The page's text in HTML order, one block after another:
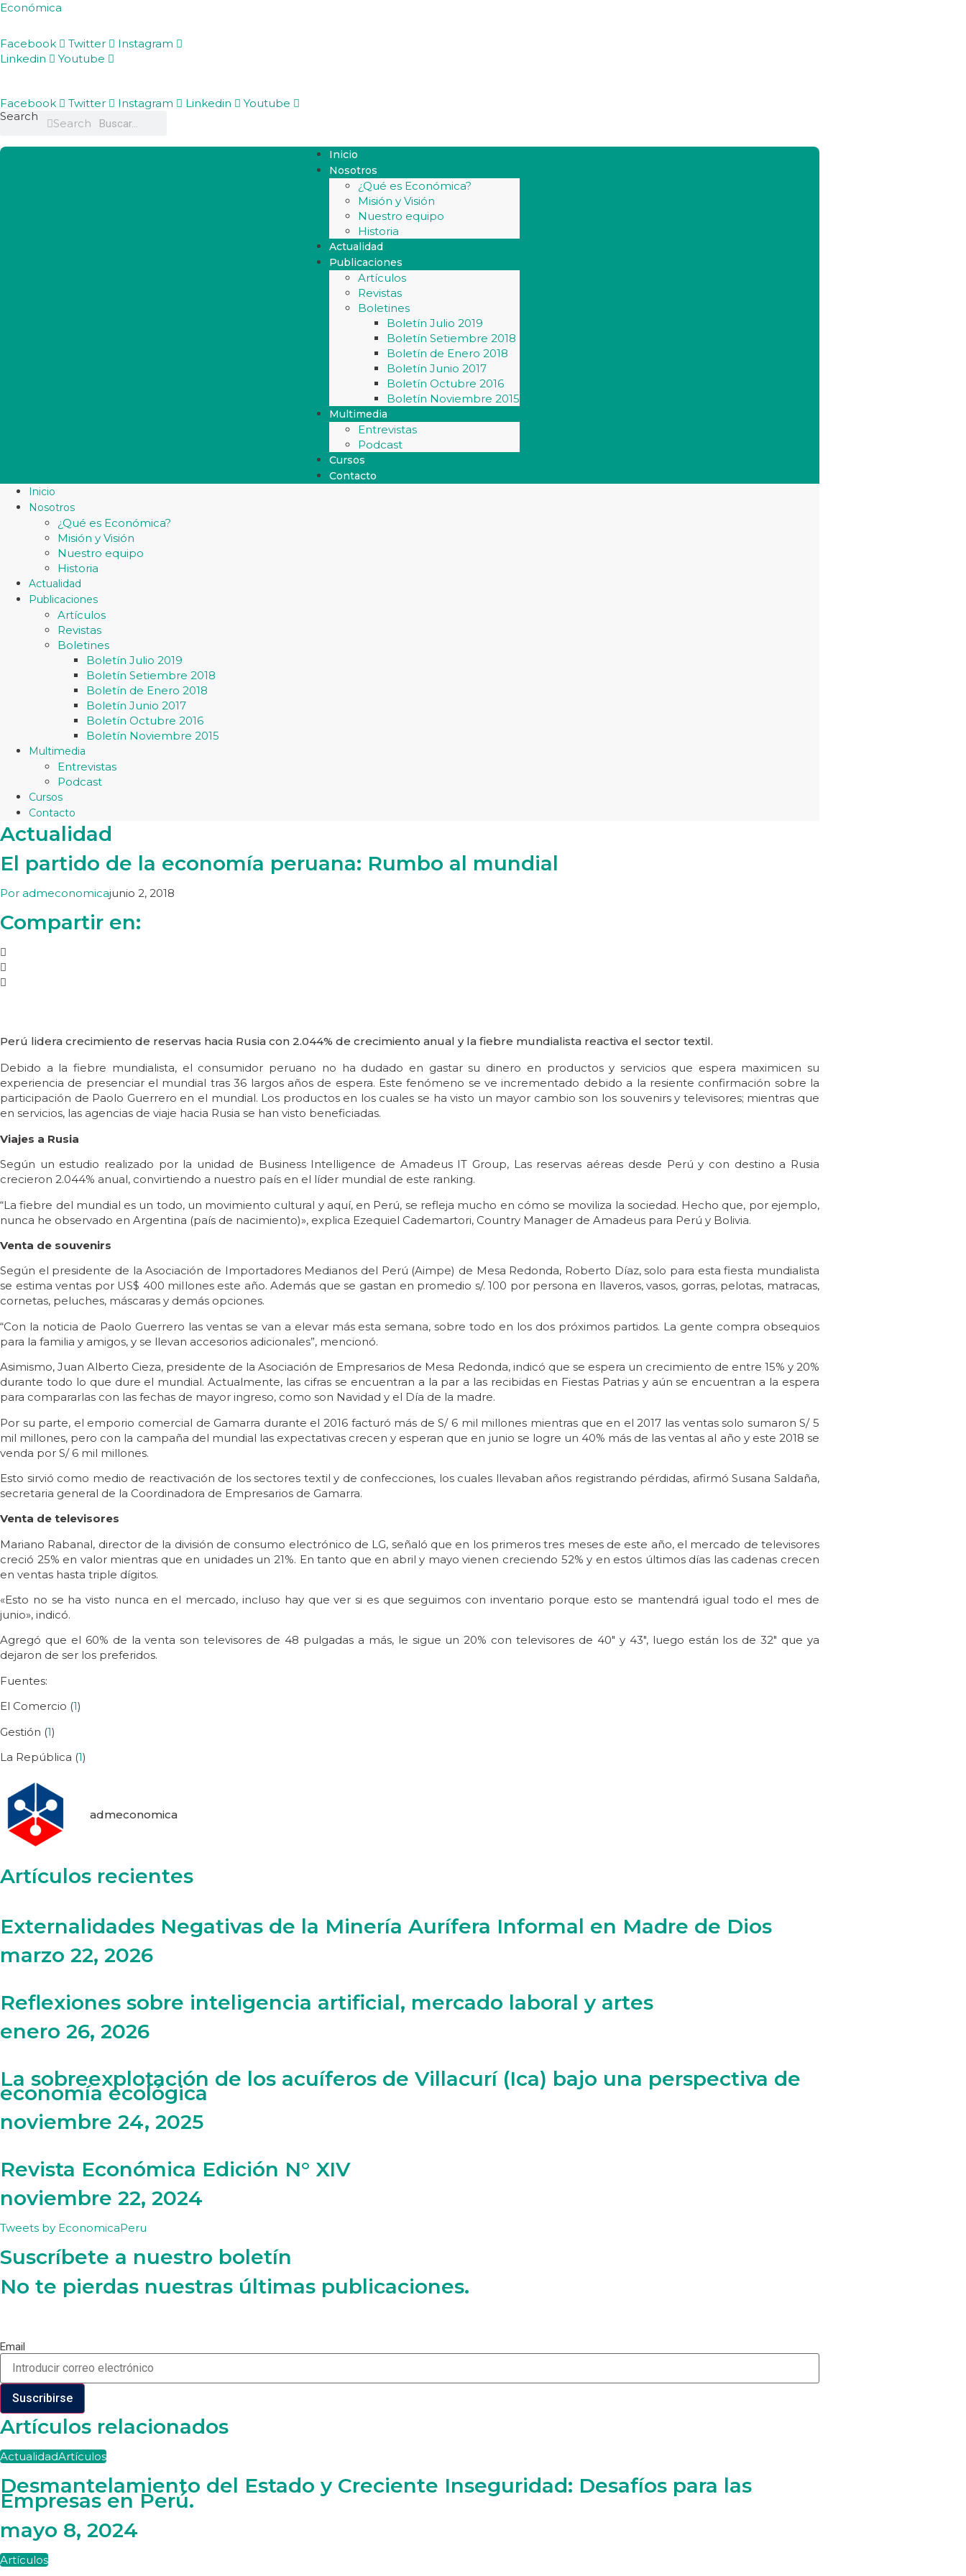
Económica
Facebook Twitter
Instagram
Linkedin
Youtube
Facebook Twitter Instagram Linkedin
Youtube
Search
Search
Inicio
Nosotros
¿Qué es Económica?
Misión y Visión
Nuestro equipo
Historia
Actualidad
Publicaciones
Artículos
Revistas
Boletines
Boletín Julio 2019
Boletín Setiembre 2018
Boletín de Enero 2018
Boletín Junio 2017
Boletín Octubre 2016
Boletín Noviembre 2015
Multimedia
Entrevistas
Podcast
Cursos
Contacto
Inicio
Nosotros
¿Qué es Económica?
Misión y Visión
Nuestro equipo
Historia
Actualidad
Publicaciones
Artículos
Revistas
Boletines
Boletín Julio 2019
Boletín Setiembre 2018
Boletín de Enero 2018
Boletín Junio 2017
Boletín Octubre 2016
Boletín Noviembre 2015
Multimedia
Entrevistas
Podcast
Cursos
Contacto
Actualidad
El partido de la economía peruana: Rumbo al mundial
Por admeconomicajunio 2, 2018
Compartir en:
Perú lidera crecimiento de reservas hacia Rusia con 2.044% de crecimiento anual y la fiebre mundialista reactiva el sector textil.
Debido a la fiebre mundialista, el consumidor peruano no ha dudado en gastar su dinero en productos y servicios que espera maximicen su
experiencia de presenciar el mundial tras 36 largos años de espera. Este fenómeno se ve incrementado debido a la resiente confirmación sobre la
participación de Paolo Guerrero en el mundial. Los productos en los cuales se ha visto un mayor cambio son los souvenirs y televisores; mientras que
en servicios, las agencias de viaje hacia Rusia se han visto beneficiadas.
Viajes a Rusia
Según un estudio realizado por la unidad de Business Intelligence de Amadeus IT Group, Las reservas aéreas desde Perú y con destino a Rusia
crecieron 2.044% anual, convirtiendo a nuestro país en el líder mundial de este ranking.
“La fiebre del mundial es un todo, un movimiento cultural y aquí, en Perú, se refleja mucho en cómo se moviliza la sociedad. Hecho que, por ejemplo,
nunca he observado en Argentina (país de nacimiento)», explica Ezequiel Cademartori, Country Manager de Amadeus para Perú y Bolivia.
Venta de souvenirs
Según el presidente de la Asociación de Importadores Medianos del Perú (Aimpe) de Mesa Redonda, Roberto Díaz, solo para esta fiesta mundialista
se estima ventas por US$ 400 millones este año. Además que se gastan en promedio s/. 100 por persona en llaveros, vasos, gorras, pelotas, matracas,
cornetas, peluches, máscaras y demás opciones.
“Con la noticia de Paolo Guerrero las ventas se van a elevar más esta semana, sobre todo en los dos próximos partidos. La gente compra obsequios
para la familia y amigos, y se llevan accesorios adicionales”, mencionó.
Asimismo, Juan Alberto Cieza, presidente de la Asociación de Empresarios de Mesa Redonda, indicó que se espera un crecimiento de entre 15% y 20%
durante todo lo que dure el mundial. Actualmente, las cifras se encuentran a la par a las recibidas en Fiestas Patrias y aún se encuentran a la espera
para compararlas con las fechas de mayor ingreso, como son Navidad y el Día de la madre.
Por su parte, el emporio comercial de Gamarra durante el 2016 facturó más de S/ 6 mil millones mientras que en el 2017 las ventas solo sumaron S/ 5
mil millones, pero con la campaña del mundial las expectativas crecen y esperan que en junio se logre un 40% más de las ventas al año y este 2018 se
venda por S/ 6 mil millones.
Esto sirvió como medio de reactivación de los sectores textil y de confecciones, los cuales llevaban años registrando pérdidas, afirmó Susana Saldaña,
secretaria general de la Coordinadora de Empresarios de Gamarra.
Venta de televisores
Mariano Rabanal, director de la división de consumo electrónico de LG, señaló que en los primeros tres meses de este año, el mercado de televisores
creció 25% en valor mientras que en unidades un 21%. En tanto que en abril y mayo vienen creciendo 52% y en estos últimos días las cadenas crecen
en ventas hasta triple dígitos.
«Esto no se ha visto nunca en el mercado, incluso hay que ver si es que seguimos con inventario porque esto se mantendrá igual todo el mes de
junio», indicó.
Agregó que el 60% de la venta son televisores de 48 pulgadas a más, le sigue un 20% con televisores de 40″ y 43″, luego están los de 32″ que ya
dejaron de ser los preferidos.
Fuentes:
El Comercio (1)
Gestión (1)
La República (1)
admeconomica
Artículos recientes
Externalidades Negativas de la Minería Aurífera Informal en Madre de Dios
marzo 22, 2026
Reflexiones sobre inteligencia artificial, mercado laboral y artes
enero 26, 2026
La sobreexplotación de los acuíferos de Villacurí (Ica) bajo una perspectiva de
economía ecológica
noviembre 24, 2025
Revista Económica Edición N° XIV
noviembre 22, 2024
Tweets by EconomicaPeru
Suscríbete a nuestro boletín
No te pierdas nuestras últimas publicaciones.
Email
Suscribirse
Artículos relacionados
ActualidadArtículos
Desmantelamiento del Estado y Creciente Inseguridad: Desafíos para las
Empresas en Perú.
mayo 8, 2024
Artículos